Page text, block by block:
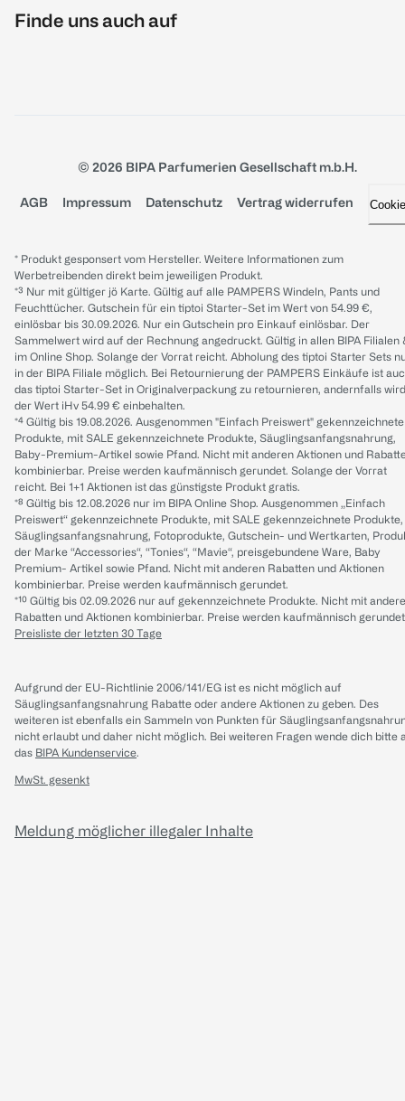
Finde uns auch auf
© 2026 BIPA Parfumerien Gesellschaft m.b.H.
AGB Impressum Datenschutz Vertrag widerrufen
* Produkt gesponsert vom Hersteller. Weitere Informationen zum
Werbetreibenden direkt beim jeweiligen Produkt.
*³ Nur mit gültiger jö Karte. Gültig auf alle PAMPERS Windeln, Pants und
Feuchttücher. Gutschein für ein tiptoi Starter-Set im Wert von 54.99 €,
einlösbar bis 30.09.2026. Nur ein Gutschein pro Einkauf einlösbar. Der
Sammelwert wird auf der Rechnung angedruckt. Gültig in allen BIPA Filialen
im Online Shop. Solange der Vorrat reicht. Abholung des tiptoi Starter Sets
in der BIPA Filiale möglich. Bei Retournierung der PAMPERS Einkäufe ist
das tiptoi Starter-Set in Originalverpackung zu retournieren, andernfalls wird
der Wert iHv 54.99 € einbehalten.
*⁴ Gültig bis 19.08.2026. Ausgenommen "Einfach Preiswert" gekennzeichnete
Produkte, mit SALE gekennzeichnete Produkte, Säuglingsanfangsnahrung,
Baby-Premium-Artikel sowie Pfand. Nicht mit anderen Aktionen und
kombinierbar. Preise werden kaufmännisch gerundet. Solange der Vorrat
reicht. Bei 1+1 Aktionen ist das günstigste Produkt gratis.
*⁸ Gültig bis 12.08.2026 nur im BIPA Online Shop. Ausgenommen „Einfach
Preiswert“ gekennzeichnete Produkte, mit SALE gekennzeichnete Produkte,
Säuglingsanfangsnahrung, Fotoprodukte, Gutschein- und Wertkarten,
der Marke “Accessories“, “Tonies“, “Mavie“, preisgebundene Ware, Baby
Premium- Artikel sowie Pfand. Nicht mit anderen Rabatten und Aktionen
kombinierbar. Preise werden kaufmännisch gerundet.
*¹⁰ Gültig bis 02.09.2026 nur auf gekennzeichnete Produkte. Nicht mit
Rabatten und Aktionen kombinierbar. Preise werden kaufmännisch
Preisliste der letzten 30 Tage
Aufgrund der EU-Richtlinie 2006/141/EG ist es nicht möglich auf
Säuglingsanfangsnahrung Rabatte oder andere Aktionen zu geben. Des
weiteren ist ebenfalls ein Sammeln von Punkten für
nicht erlaubt und daher nicht möglich. Bei weiteren Fragen wende dich bitte
das BIPA Kundenservice.
MwSt. gesenkt
Meldung möglicher illegaler Inhalte